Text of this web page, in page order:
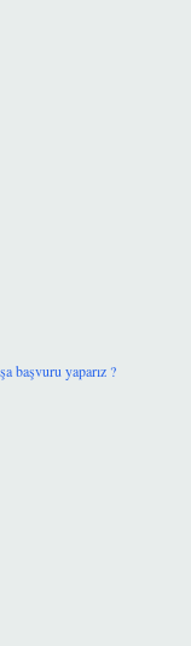
başvuru yaparız ?